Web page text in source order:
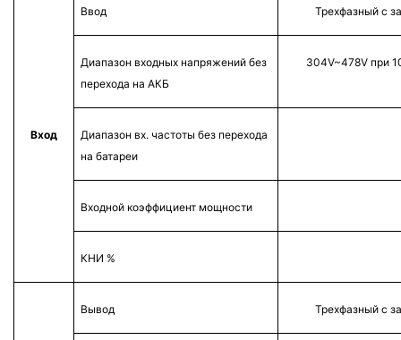
Вход
Ввод Трехфазный с
Диапазон входных напряжений без
перехода на АКБ
304V~478V при
Диапазон вх. частоты без перехода
на батареи
Входной коэффициент мощности
КНИ %
Вывод Трехфазный с